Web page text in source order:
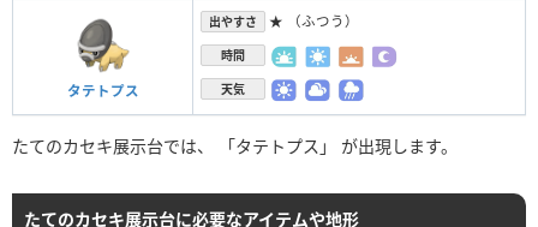
タテトプス
出やすさ ★ （ふつう）
時間
天気
たてのカセキ展示台では、 「タテトプス」 が出現します。
たてのカセキ展示台に必要なアイテムや地形